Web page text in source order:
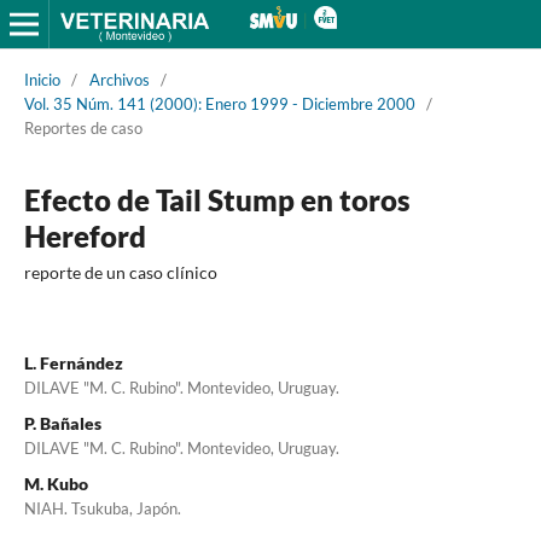
Inicio / Archivos
/
Vol. 35 Núm. 141 (2000): Enero 1999 - Diciembre 2000 /
Reportes de caso
Efecto de Tail Stump en toros
Hereford
reporte de un caso clínico
L. Fernández
DILAVE "M. C. Rubino". Montevideo, Uruguay.
P. Bañales
DILAVE "M. C. Rubino". Montevideo, Uruguay.
M. Kubo
NIAH. Tsukuba, Japón.